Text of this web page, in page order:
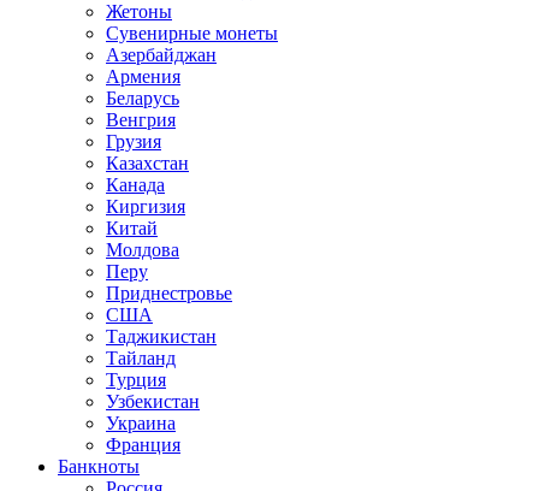
Жетоны
Сувенирные монеты
Азербайджан
Армения
Беларусь
Венгрия
Грузия
Казахстан
Канада
Киргизия
Китай
Молдова
Перу
Приднестровье
США
Таджикистан
Тайланд
Турция
Узбекистан
Украина
Франция
Банкноты